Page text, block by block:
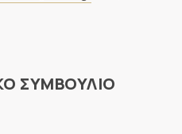
ΣΥΜΒΟΥΛΙΟ